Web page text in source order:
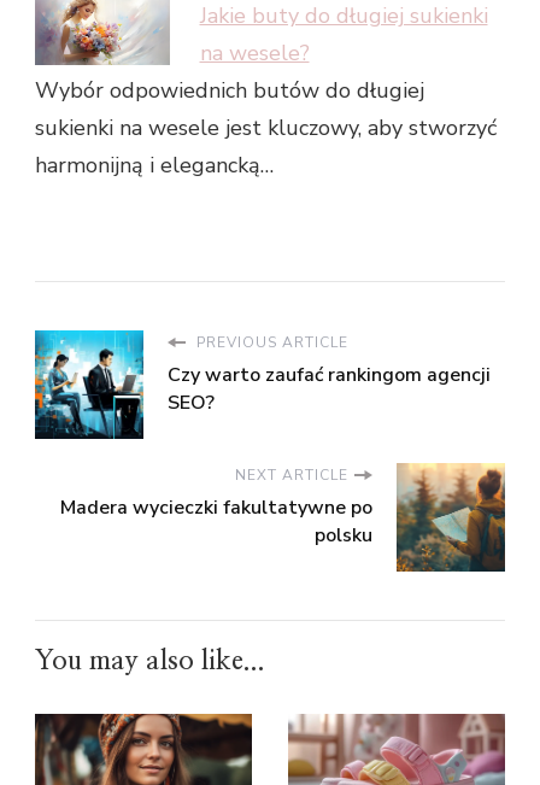
Jakie buty do długiej sukienki
na wesele?
Wybór odpowiednich butów do długiej
sukienki na wesele jest kluczowy, aby stworzyć
harmonijną i elegancką…
PREVIOUS ARTICLE
Czy warto zaufać rankingom agencji
SEO?
NEXT ARTICLE
Madera wycieczki fakultatywne po
polsku
You may also like...